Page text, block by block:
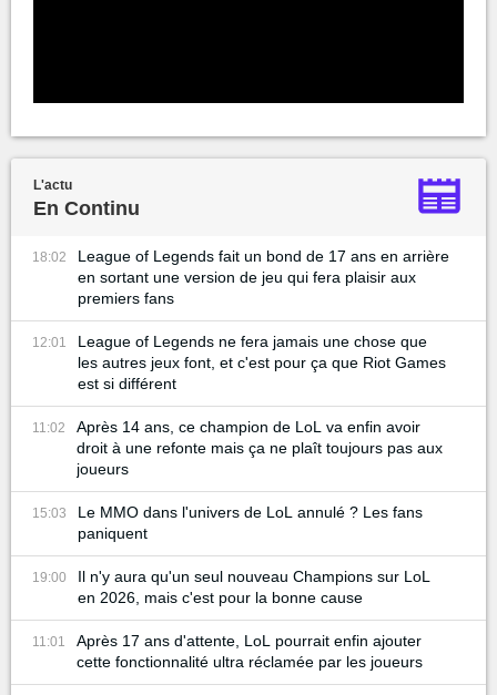
L'actu
En Continu
18:02
League of Legends fait un bond de 17 ans en arrière
en sortant une version de jeu qui fera plaisir aux
premiers fans
12:01
League of Legends ne fera jamais une chose que
les autres jeux font, et c'est pour ça que Riot Games
est si différent
11:02
Après 14 ans, ce champion de LoL va enfin avoir
droit à une refonte mais ça ne plaît toujours pas aux
joueurs
15:03
Le MMO dans l'univers de LoL annulé ? Les fans
paniquent
19:00
Il n'y aura qu'un seul nouveau Champions sur LoL
en 2026, mais c'est pour la bonne cause
11:01
Après 17 ans d'attente, LoL pourrait enfin ajouter
cette fonctionnalité ultra réclamée par les joueurs